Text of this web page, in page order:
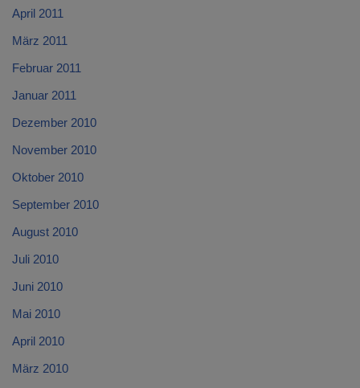
April 2011
März 2011
Februar 2011
Januar 2011
Dezember 2010
November 2010
Oktober 2010
September 2010
August 2010
Juli 2010
Juni 2010
Mai 2010
April 2010
März 2010